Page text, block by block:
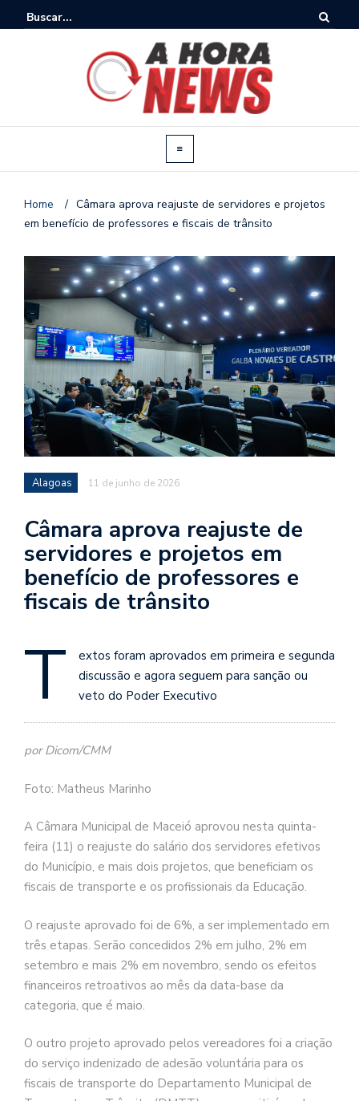
Home / Câmara aprova reajuste de servidores e projetos
em benefício de professores e fiscais de trânsito
Alagoas 11 de junho de 2026
Câmara aprova reajuste de
servidores e projetos em
benefício de professores e
fiscais de trânsito
T
extos foram aprovados em primeira e segunda
discussão e agora seguem para sanção ou
veto do Poder Executivo
por Dicom/CMM
Foto: Matheus Marinho
A Câmara Municipal de Maceió aprovou nesta quinta-
feira (11) o reajuste do salário dos servidores efetivos
do Município, e mais dois projetos, que beneficiam os
fiscais de transporte e os profissionais da Educação.
O reajuste aprovado foi de 6%, a ser implementado em
três etapas. Serão concedidos 2% em julho, 2% em
setembro e mais 2% em novembro, sendo os efeitos
financeiros retroativos ao mês da data-base da
categoria, que é maio.
O outro projeto aprovado pelos vereadores foi a criação
do serviço indenizado de adesão voluntária para os
fiscais de transporte do Departamento Municipal de